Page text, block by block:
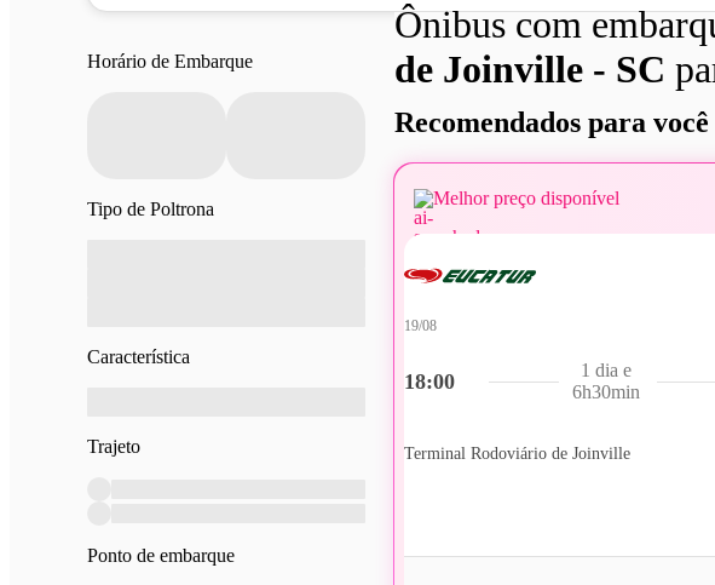
Horário de Embarque
Tipo de Poltrona
Característica
Trajeto
Ponto de embarque
Ônibus com
de Joinville - SC
Recomendados para você
Melhor preço disponível
18:00
19/08
Terminal Rodoviário de Joinville
1 dia e
6h30min